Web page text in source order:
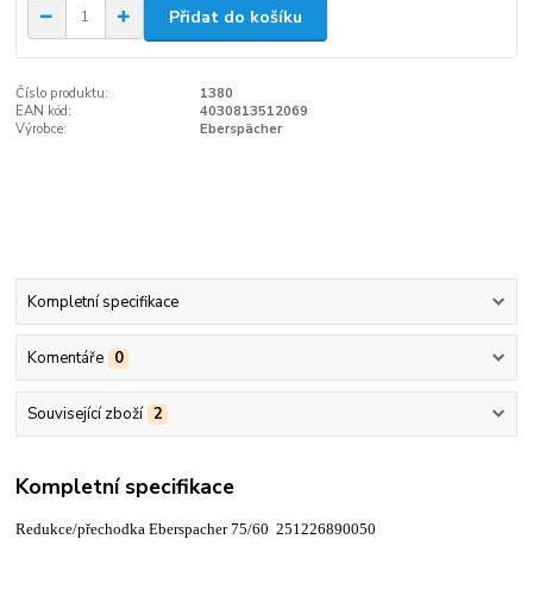
Přidat do košíku
Číslo produktu:
1380
EAN kód:
4030813512069
Výrobce:
Eberspächer
Kompletní specifikace
Komentáře 0
Související zboží 2
Kompletní specifikace
Redukce/přechodka Eberspacher 75/60 251226890050